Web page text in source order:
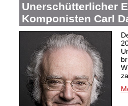
Unerschütterlicher
Komponisten Carl